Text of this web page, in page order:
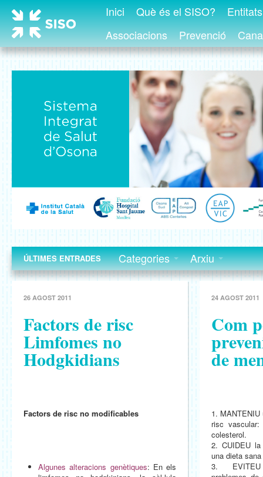
Inici Què és el SISO?
Associacions
Prevenció
ÚLTIMES ENTRADES Categories Arxiu
26 AGOST 2011
Factors de risc
Limfomes no
Hodgkidians
Factors de risc no modificables
Algunes alteracions genètiques: En els
24 AGOST 2011
Com
de
1.
risc
colesterol.
2. CUIDEU
una dieta
3. EVITEU